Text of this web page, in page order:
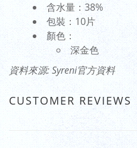
含水量：38%
包裝：10片
顏色：
深金色
資料來源: Syreni官方資料
CUSTOMER REVIEWS